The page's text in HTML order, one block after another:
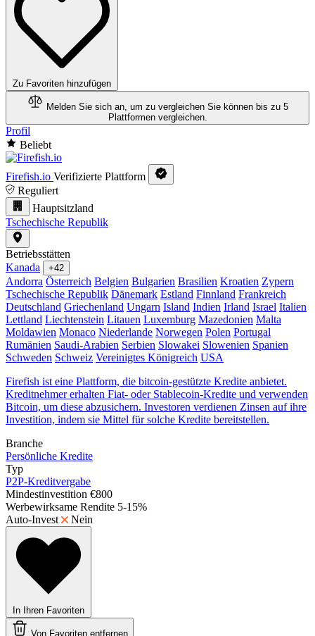
Zu Favoriten hinzufügen
Melden Sie sich an, um zu vergleichen Sie können bis zu 5
Plattformen vergleichen.
Profil
Beliebt
Firefish.io Verifizierte Plattform
Reguliert
Hauptsitzland
Tschechische Republik
Betriebsstätten
Kanada
+42
Andorra Österreich Belgien Bulgarien Brasilien Kroatien Zypern
Tschechische Republik Dänemark Estland Finnland Frankreich
Deutschland Griechenland Ungarn Island Indien Irland Israel Italien
Lettland Liechtenstein Litauen Luxemburg Mazedonien Malta
Moldawien Monaco Niederlande Norwegen Polen Portugal
Rumänien Saudi-Arabien Serbien Slowakei Slowenien Spanien
Schweden Schweiz Vereinigtes Königreich USA
Firefish ist eine Plattform, die bitcoin-gestützte Kredite anbietet.
Kreditnehmer erhalten Fiat- oder Stablecoin-Kredite und verwenden
Bitcoin, um diese abzusichern. Investoren verdienen Zinsen auf ihre
Investition, indem sie Mittel für solche Kredite bereitstellen.
Branche
Persönliche Kredite
Typ
P2P-Kreditvergabe
Mindestinvestition €800
Werbewirksame Rendite 5-15%
Auto-Invest
Nein
In Ihren Favoriten
Von Favoriten entfernen